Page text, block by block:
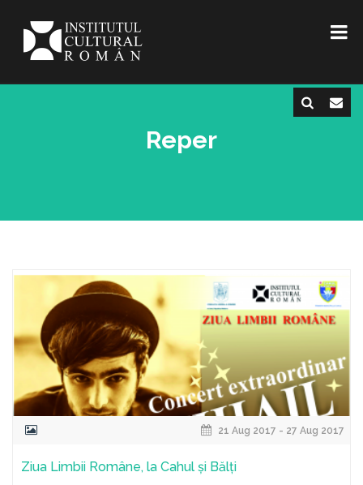
Reper
21 Aug 2017 - 27 Aug 2017
Ziua Limbii Române, la Cahul și Bălți